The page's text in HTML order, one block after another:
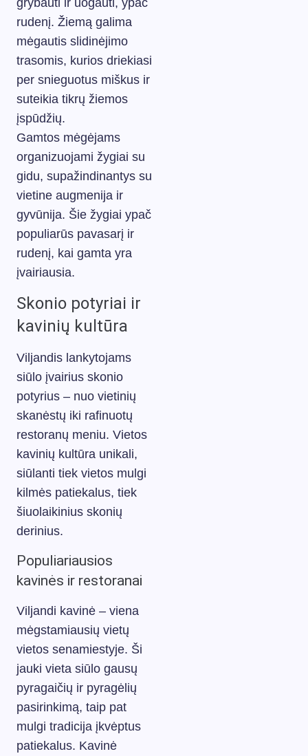
rudenį. Žiemą galima
mėgautis slidinėjimo
trasomis, kurios driekiasi
per snieguotus miškus ir
suteikia tikrų žiemos
įspūdžių.
Gamtos mėgėjams
organizuojami žygiai su
gidu, supažindinantys su
vietine augmenija ir
gyvūnija. Šie žygiai ypač
populiarūs pavasarį ir
rudenį, kai gamta yra
įvairiausia.
Skonio potyriai ir
kavinių kultūra
Viljandis lankytojams
siūlo įvairius skonio
potyrius – nuo vietinių
skanėstų iki rafinuotų
restoranų meniu. Vietos
kavinių kultūra unikali,
siūlanti tiek vietos mulgi
kilmės patiekalus, tiek
šiuolaikinius skonių
derinius.
Populiariausios
kavinės ir restoranai
Viljandi kavinė – viena
mėgstamiausių vietų
vietos senamiestyje. Ši
jauki vieta siūlo gausų
pyragaičių ir pyragėlių
pasirinkimą, taip pat
mulgi tradicija įkvėptus
patiekalus. Kavinė